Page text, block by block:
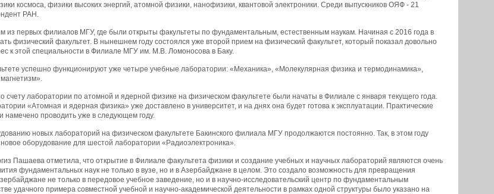
космоса, физики высоких энергий, атомной физики, нанофизики, квантовой электроники. Среди выпускников ОЯФ - 21
РАН.
из первых филиалов МГУ, где были открыты факультеты по фундаментальным, естественным наукам. Начиная с 2016 года в
физический факультет. В нынешнем году состоялся уже второй прием на физический факультет, который показал довольно
к этой специальности в Филиале МГУ им. М.В. Ломоносова в Баку.
успешно функционируют уже четыре учебные лаборатории: «Механика», «Молекулярная физика и термодинамика»,
счету лаборатории по атомной и ядерной физике на физическом факультете были начаты в Филиале с января текущего года.
«Атомная и ядерная физика» уже доставлено в университет, и на днях она будет готова к эксплуатации. Практические
намечено проводить уже в следующем году.
новых лабораторий на физическом факультете Бакинского филиала МГУ продолжаются постоянно. Так, в этом году
оборудование для шестой лаборатории «Радиоэлектроникa».
Пашаева отметила, что открытие в Филиале факультета физики и создание учебных и научных лабораторий являются очень
фундаментальных наук не только в вузе, но и в Азербайджане в целом. Это создало возможность для превращения
не только в передовое учебное заведение, но и в научно-исследовательский центр по фундаментальным
удачного примера совместной учебной и научно-академической деятельности в рамках одной структуры было указано на